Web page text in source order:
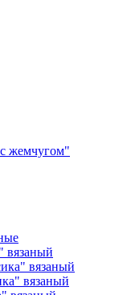
жемчугом"
вязаный
вязаный
вязаный